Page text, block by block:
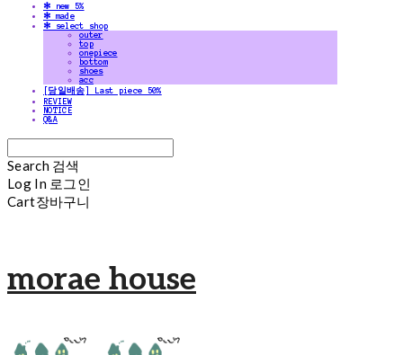
✻ new 5%
✻ made
✻ select shop
outer
top
onepiece
bottom
shoes
acc
[당일배송] Last piece 50%
REVIEW
NOTICE
Q&A
Search 검색
Log In 로그인
Cart장바구니
morae house